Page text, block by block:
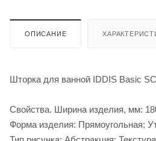
ОПИСАНИЕ
Шторка для ванной IDDIS Basic
Свойства. Ширина изделия, мм:
Форма изделия: Прямоугольная;